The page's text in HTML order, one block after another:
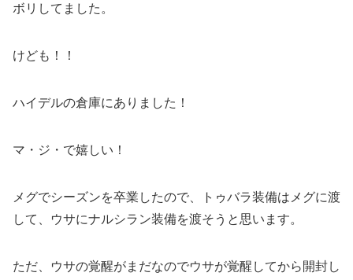
ボリしてました。
けども！！
ハイデルの倉庫にありました！
マ・ジ・で嬉しい！
メグでシーズンを卒業したので、トゥバラ装備はメグに渡
して、ウサにナルシラン装備を渡そうと思います。
ただ、ウサの覚醒がまだなのでウサが覚醒してから開封し